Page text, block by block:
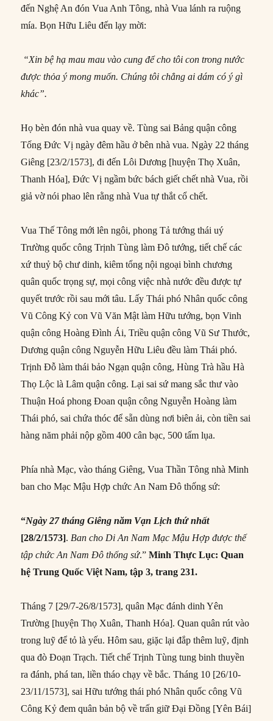
đến Nghệ An đón Vua Anh Tông, nhà Vua lánh ra ruộng
mía. Bọn Hữu Liêu đến lạy mời:
“Xin bệ hạ mau mau vào cung để cho tôi con trong nước
được thỏa ý mong muốn. Chúng tôi chẳng ai dám có ý gì
khác”.
Họ bèn đón nhà vua quay về. Tùng sai Bảng quận công
Tống Đức Vị ngày đêm hầu ở bên nhà vua. Ngày 22 tháng
Giêng [23/2/1573], đi đến Lôi Dương [huyện Thọ Xuân,
Thanh Hóa], Đức Vị ngầm bức bách giết chết nhà Vua, rồi
giả vờ nói phao lên rằng nhà Vua tự thắt cổ chết.
Vua Thế Tông mới lên ngôi, phong Tả tướng thái uý
Trường quốc công Trịnh Tùng làm Đô tướng, tiết chế các
xứ thuỷ bộ chư dinh, kiêm tổng nội ngoại bình chương
quân quốc trọng sự, mọi công việc nhà nước đều được tự
quyết trước rồi sau mới tâu. Lấy Thái phó Nhân quốc công
Vũ Công Kỷ con Vũ Văn Mật làm Hữu tướng, bọn Vinh
quận công Hoàng Đình Ái, Triều quận công Vũ Sư Thước,
Dương quận công Nguyễn Hữu Liêu đều làm Thái phó.
Trịnh Đỗ làm thái bảo Ngạn quận công, Hùng Trà hầu Hà
Thọ Lộc là Lâm quận công. Lại sai sứ mang sắc thư vào
Thuận Hoá phong Đoan quận công Nguyễn Hoàng làm
Thái phó, sai chứa thóc để sẵn dùng nơi biên ải, còn tiền sai
hàng năm phải nộp gồm 400 cân bạc, 500 tấm lụa.
Phía nhà Mạc, vào tháng Giêng, Vua Thần Tông nhà Minh
ban cho Mạc Mậu Hợp chức An Nam Đô thống sứ:
“Ngày 27 tháng Giêng năm Vạn Lịch thứ nhất
[28/2/1573]. Ban cho Di An Nam Mạc Mậu Hợp được thế
tập chức An Nam Đô thống sứ.”Minh Thực Lục: Quan
hệ Trung Quốc Việt Nam, tập 3, trang 231.
Tháng 7 [29/7-26/8/1573], quân Mạc đánh dinh Yên
Trường [huyện Thọ Xuân, Thanh Hóa]. Quan quân rút vào
trong luỹ để tỏ là yếu. Hôm sau, giặc lại đắp thêm luỹ, định
qua đò Đoạn Trạch. Tiết chế Trịnh Tùng tung binh thuyền
ra đánh, phá tan, liền tháo chạy về bắc. Tháng 10 [26/10-
23/11/1573], sai Hữu tướng thái phó Nhân quốc công Vũ
Công Kỷ đem quân bản bộ về trấn giữ Đại Đồng [Yên Bái]